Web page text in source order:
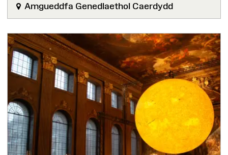
Amgueddfa Genedlaethol Caerdydd